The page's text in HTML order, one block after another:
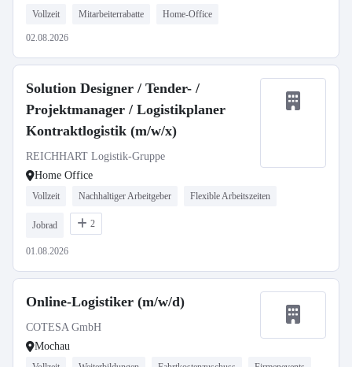
Vollzeit Mitarbeiterrabatte Home-Office
02.08.2026
Solution Designer / Tender- /
Projektmanager / Logistikplaner
Kontraktlogistik (m/w/x)
REICHHART Logistik-Gruppe
Home Office
Vollzeit Nachhaltiger Arbeitgeber Flexible Arbeitszeiten
Jobrad 2
01.08.2026
Online-Logistiker (m/w/d)
COTESA GmbH
Mochau